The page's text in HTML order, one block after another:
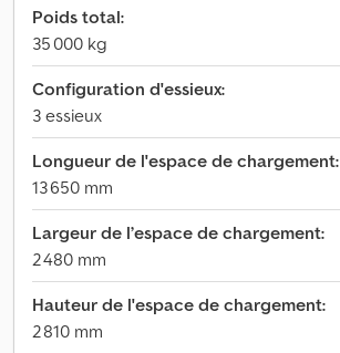
Poids total:
35 000 kg
Configuration d'essieux:
3 essieux
Longueur de l'espace de chargement:
13 650 mm
Largeur de l’espace de chargement:
2 480 mm
Hauteur de l'espace de chargement:
2 810 mm